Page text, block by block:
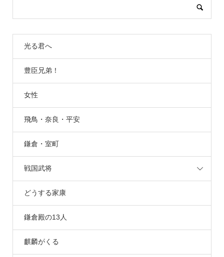
光る君へ
豊臣兄弟！
女性
飛鳥・奈良・平安
鎌倉・室町
戦国武将
どうする家康
鎌倉殿の13人
麒麟がくる